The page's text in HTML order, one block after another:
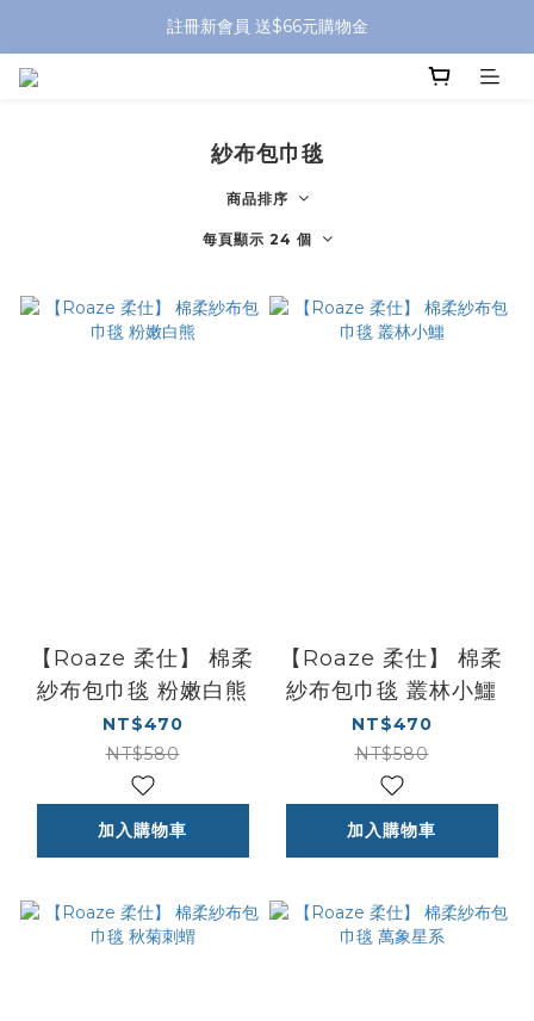
全館滿 $799 免運費 (僅提供台灣本島區域，外島地區請洽客服)
註冊新會員 送$66元購物金
全館滿 $799 免運費 (僅提供台灣本島區域，外島地區請洽客服)
紗布包巾毯
商品排序
每頁顯示 24 個
【Roaze 柔仕】 棉柔
紗布包巾毯 粉嫩白熊
NT$470
NT$580
加入購物車
【Roaze 柔仕】 棉柔
紗布包巾毯 叢林小鱷
NT$470
NT$580
加入購物車